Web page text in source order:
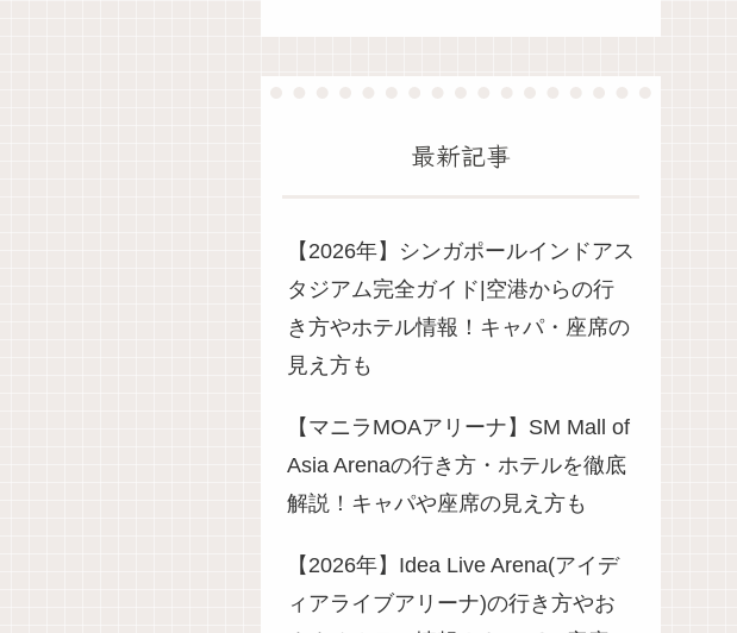
最新記事
【2026年】シンガポールインドアス
タジアム完全ガイド|空港からの行
き方やホテル情報！キャパ・座席の
見え方も
【マニラMOAアリーナ】SM Mall of
Asia Arenaの行き方・ホテルを徹底
解説！キャパや座席の見え方も
【2026年】Idea Live Arena(アイデ
ィアライブアリーナ)の行き方やお